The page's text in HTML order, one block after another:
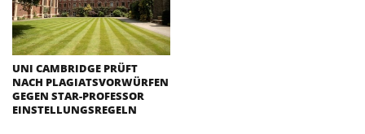
UNI CAMBRIDGE PRÜFT
NACH PLAGIATSVORWÜRFEN
GEGEN STAR-PROFESSOR
EINSTELLUNGSREGELN